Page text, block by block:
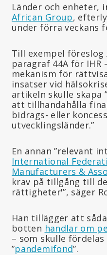
Länder och enheter,
African Group,
under förra veckans
Till exempel föreslog
paragraf 44A för IHR
mekanism för
insatser vid
artikeln skulle skapa
att tillhandahålla
bidrags- eller
utvecklingsländer.”
En annan ”relevant
International
Manufacturers &
krav på tillgång till
rättigheter'”, säger
Han tillägger att
botten handlar om
– som skulle
”pandemifond”.